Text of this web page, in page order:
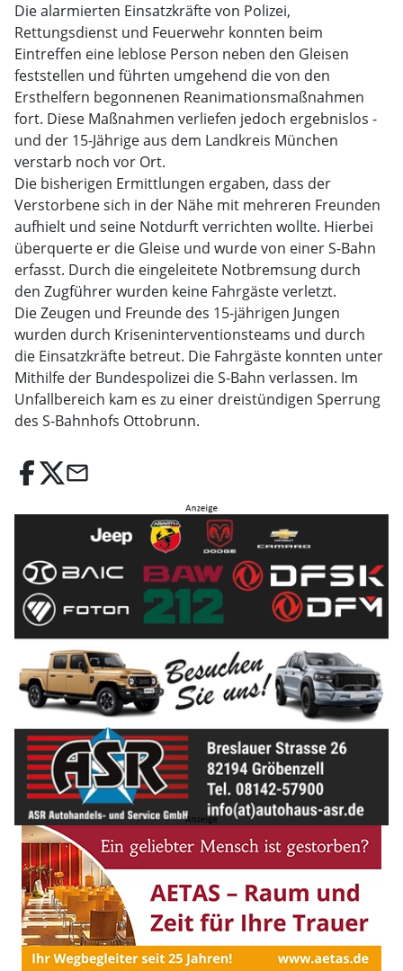
Die alarmierten Einsatzkräfte von Polizei,
Rettungsdienst und Feuerwehr konnten beim
Eintreffen eine leblose Person neben den Gleisen
feststellen und führten umgehend die von den
Ersthelfern begonnenen Reanimationsmaßnahmen
fort. Diese Maßnahmen verliefen jedoch ergebnislos -
und der 15-Jährige aus dem Landkreis München
verstarb noch vor Ort.
Die bisherigen Ermittlungen ergaben, dass der
Verstorbene sich in der Nähe mit mehreren Freunden
aufhielt und seine Notdurft verrichten wollte. Hierbei
überquerte er die Gleise und wurde von einer S-Bahn
erfasst. Durch die eingeleitete Notbremsung durch
den Zugführer wurden keine Fahrgäste verletzt.
Die Zeugen und Freunde des 15-jährigen Jungen
wurden durch Kriseninterventionsteams und durch
die Einsatzkräfte betreut. Die Fahrgäste konnten unter
Mithilfe der Bundespolizei die S-Bahn verlassen. Im
Unfallbereich kam es zu einer dreistündigen Sperrung
des S-Bahnhofs Ottobrunn.
email